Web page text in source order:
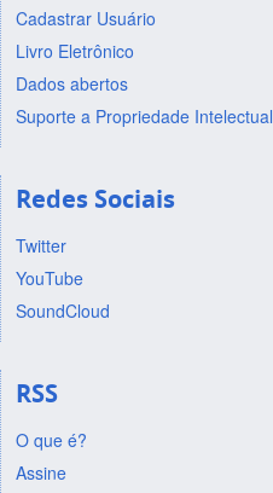
Cadastrar Usuário
Livro Eletrônico
Dados abertos
Suporte a Propriedade Intelectual
Redes Sociais
Twitter
YouTube
SoundCloud
RSS
O que é?
Assine